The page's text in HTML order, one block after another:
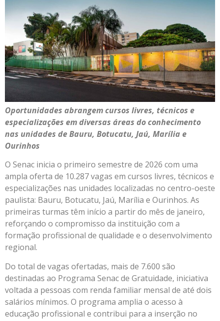
Oportunidades abrangem cursos livres, técnicos e
especializações em diversas áreas do conhecimento
nas unidades de Bauru, Botucatu, Jaú, Marília e
Ourinhos
O Senac inicia o primeiro semestre de 2026 com uma
ampla oferta de 10.287 vagas em cursos livres, técnicos e
especializações nas unidades localizadas no centro-oeste
paulista: Bauru, Botucatu, Jaú, Marília e Ourinhos. As
primeiras turmas têm início a partir do mês de janeiro,
reforçando o compromisso da instituição com a
formação profissional de qualidade e o desenvolvimento
regional.
Do total de vagas ofertadas, mais de 7.600 são
destinadas ao Programa Senac de Gratuidade, iniciativa
voltada a pessoas com renda familiar mensal de até dois
salários mínimos. O programa amplia o acesso à
educação profissional e contribui para a inserção no